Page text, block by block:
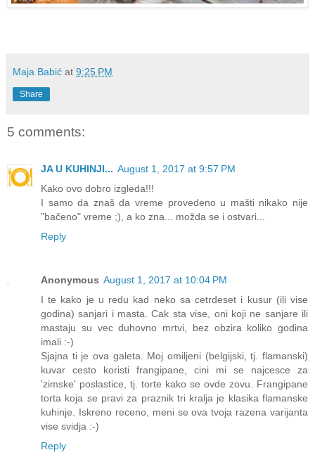
Maja Babić at 9:25 PM
Share
5 comments:
JA U KUHINJI... August 1, 2017 at 9:57 PM
Kako ovo dobro izgleda!!!
I samo da znaš da vreme provedeno u mašti nikako nije
"bačeno" vreme ;), a ko zna... možda se i ostvari...
Reply
Anonymous August 1, 2017 at 10:04 PM
I te kako je u redu kad neko sa cetrdeset i kusur (ili vise
godina) sanjari i masta. Cak sta vise, oni koji ne sanjare ili
mastaju su vec duhovno mrtvi, bez obzira koliko godina
imali :-)
Sjajna ti je ova galeta. Moj omiljeni (belgijski, tj. flamanski)
kuvar cesto koristi frangipane, cini mi se najcesce za
'zimske' poslastice, tj. torte kako se ovde zovu. Frangipane
torta koja se pravi za praznik tri kralja je klasika flamanske
kuhinje. Iskreno receno, meni se ova tvoja razena varijanta
vise svidja :-)
Reply